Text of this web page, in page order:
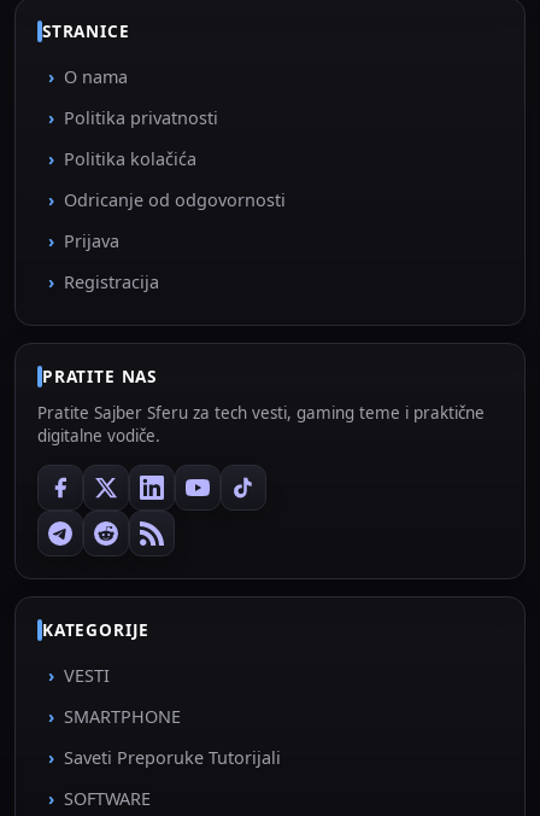
STRANICE
O nama
Politika privatnosti
Politika kolačića
Odricanje od odgovornosti
Prijava
Registracija
PRATITE NAS
Pratite Sajber Sferu za tech vesti, gaming teme i praktične
digitalne vodiče.
KATEGORIJE
VESTI
SMARTPHONE
Saveti Preporuke Tutorijali
SOFTWARE